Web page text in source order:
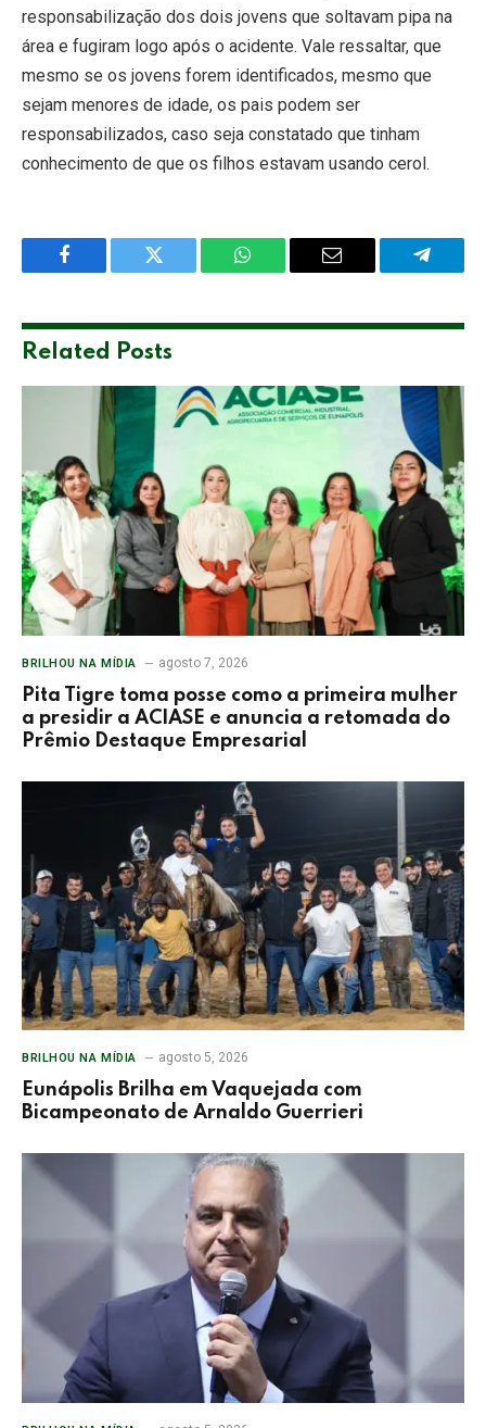
responsabilização dos dois jovens que soltavam pipa na
área e fugiram logo após o acidente. Vale ressaltar, que
mesmo se os jovens forem identificados, mesmo que
sejam menores de idade, os pais podem ser
responsabilizados, caso seja constatado que tinham
conhecimento de que os filhos estavam usando cerol.
Facebook Twitter WhatsApp Email
Related Posts
BRILHOU NA MÍDIA agosto 7, 2026
Pita Tigre toma posse como a primeira mulher
a presidir a ACIASE e anuncia a retomada do
Prêmio Destaque Empresarial
BRILHOU NA MÍDIA agosto 5, 2026
Eunápolis Brilha em Vaquejada com
Bicampeonato de Arnaldo Guerrieri